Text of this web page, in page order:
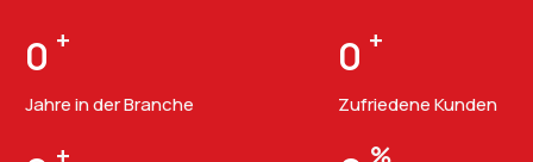
0 +
Jahre in der Branche
0 +
Zufriedene Kunden